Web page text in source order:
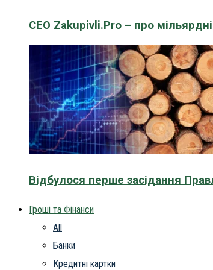
CEO Zakupivli.Pro – про
Відбулося перше засідання
Гроші та Фінанси
All
Банки
Кредитні картки